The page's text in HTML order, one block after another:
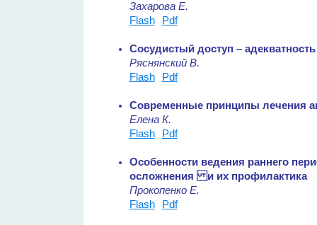
Захарова Е.
Flash
Pdf
Сосудистый доступ –
Ряснянский В.
Flash
Pdf
Современные принципы лечения
Елена К.
Flash
Pdf
Особенности ведения раннего
осложнения и их профилактика
Прокопенко Е.
Flash
Pdf